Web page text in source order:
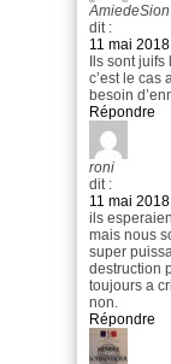
AmiedeSion
dit :
11 mai
Ils sont
c’est le cas
besoin
Répondre
roni
dit :
11 mai
ils
mais nous
super
destruction
toujours a
non.
Répondre